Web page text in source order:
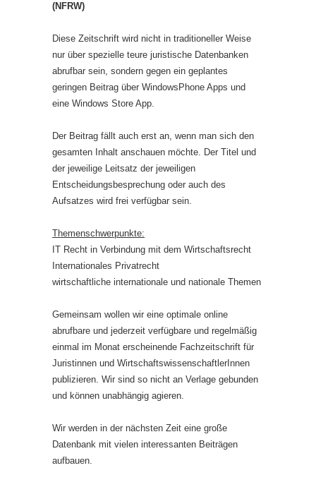
(NFRW)
Diese Zeitschrift wird nicht in traditioneller Weise
nur über spezielle teure juristische Datenbanken
abrufbar sein, sondern gegen ein geplantes
geringen Beitrag über WindowsPhone Apps und
eine Windows Store App.
Der Beitrag fällt auch erst an, wenn man sich den
gesamten Inhalt anschauen möchte. Der Titel und
der jeweilige Leitsatz der jeweiligen
Entscheidungsbesprechung oder auch des
Aufsatzes wird frei verfügbar sein.
Themenschwerpunkte:
IT Recht in Verbindung mit dem Wirtschaftsrecht
Internationales Privatrecht
wirtschaftliche internationale und nationale Themen
Gemeinsam wollen wir eine optimale online
abrufbare und jederzeit verfügbare und regelmäßig
einmal im Monat erscheinende Fachzeitschrift für
Juristinnen und WirtschaftswissenschaftlerInnen
publizieren. Wir sind so nicht an Verlage gebunden
und können unabhängig agieren.
Wir werden in der nächsten Zeit eine große
Datenbank mit vielen interessanten Beiträgen
aufbauen.